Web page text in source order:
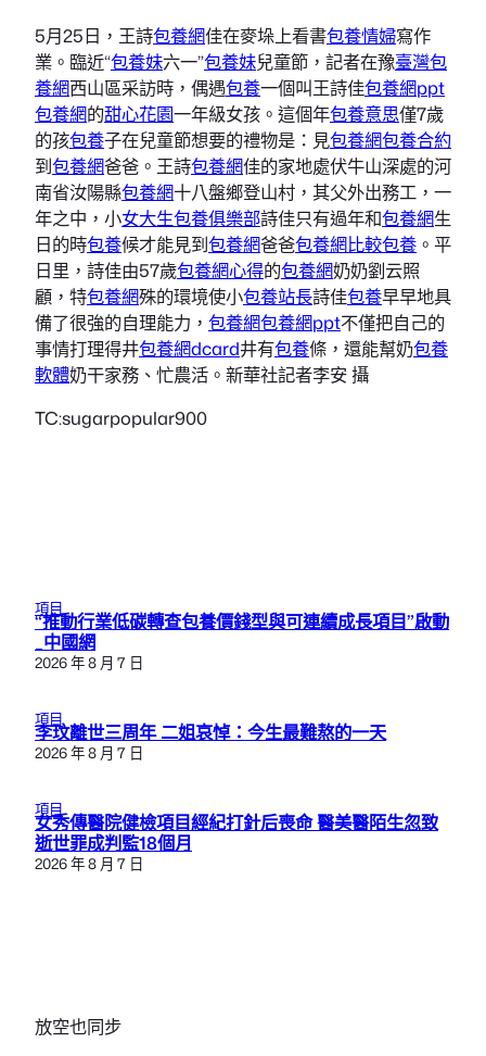
5月25日，王詩包養網佳在麥垛上看書包養情婦寫作
業。臨近“包養妹六一”包養妹兒童節，記者在豫臺灣包
養網西山區采訪時，偶遇包養一個叫王詩佳包養網ppt
包養網的甜心花園一年級女孩。這個年包養意思僅7歲
的孩包養子在兒童節想要的禮物是：見包養網包養合約
到包養網爸爸。王詩包養網佳的家地處伏牛山深處的河
南省汝陽縣包養網十八盤鄉登山村，其父外出務工，一
年之中，小女大生包養俱樂部詩佳只有過年和包養網生
日的時包養候才能見到包養網爸爸包養網比較包養 。平
日里，詩佳由57歲包養網心得的包養網奶奶劉云照
顧，特包養網殊的環境使小包養站長詩佳包養早早地具
備了很強的自理能力， 包養網包養網ppt不僅把自己的
事情打理得井包養網dcard井有包養條，還能幫奶包養
軟體奶干家務、忙農活。新華社記者李安 攝
TC:sugarpopular900
項目
“推動行業低碳轉查包養價錢型與可連續成長項目”啟動
_中國網
2026 年 8 月 7 日
項目
李玟離世三周年 二姐哀悼：今生最難熬的一天
2026 年 8 月 7 日
項目
女秀傳醫院健檢項目經紀打針后喪命 醫美醫陌生忽致
逝世罪成判監18個月
2026 年 8 月 7 日
放空也同步